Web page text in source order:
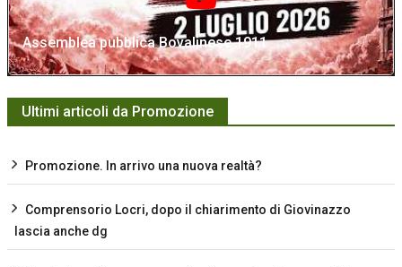
Assemblea pubblica Bovalinese 1911
Ultimi articoli da Promozione
Promozione. In arrivo una nuova realtà?
Comprensorio Locri, dopo il chiarimento di Giovinazzo
lascia anche dg